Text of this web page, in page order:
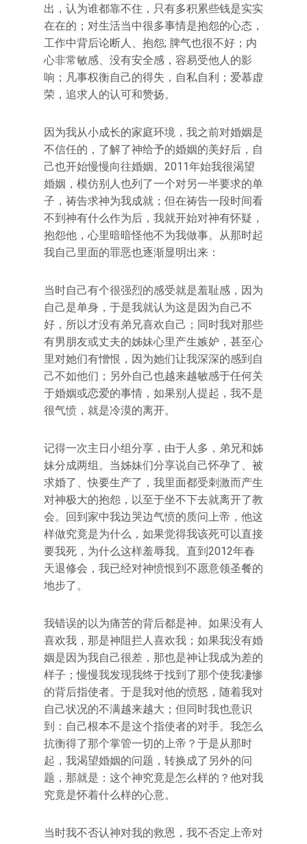
出，认为谁都靠不住，只有多积累些钱是实实
在在的；对生活当中很多事情是抱怨的心态，
工作中背后论断人、抱怨; 脾气也很不好；内
心非常敏感、没有安全感，容易受他人的影
响；凡事权衡自己的得失，自私自利；爱慕虚
荣，追求人的认可和赞扬。
因为我从小成长的家庭环境，我之前对婚姻是
不信任的，了解了神给予的婚姻的美好后，自
己也开始慢慢向往婚姻。2011年始我很渴望
婚姻，模仿别人也列了一个对另一半要求的单
子，祷告求神为我成就；但在祷告一段时间看
不到神有什么作为后，我就开始对神有怀疑，
抱怨他，心里暗暗怪他不为我做事。从那时起
我自己里面的罪恶也逐渐显明出来：
当时自己有个很强烈的感受就是羞耻感，因为
自己是单身，于是我就认为这是因为自己不
好，所以才没有弟兄喜欢自己；同时我对那些
有男朋友或丈夫的姊妹心里产生嫉妒，甚至心
里对她们有憎恨，因为她们让我深深的感到自
己不如他们；另外自己也越来越敏感于任何关
于婚姻或恋爱的事情，如果别人提起，我不是
很气愤，就是冷漠的离开。
记得一次主日小组分享，由于人多，弟兄和姊
妹分成两组。当姊妹们分享说自己怀孕了、被
求婚了、快要生产了，我里面都受刺激而产生
对神极大的抱怨，以至于坐不下去就离开了教
会。回到家中我边哭边气愤的质问上帝，他这
样做究竟是为什么，如果觉得我该死可以直接
要我死，为什么这样羞辱我。直到2012年春
天退修会，我已经对神愤恨到不愿意领圣餐的
地步了。
我错误的以为痛苦的背后都是神。如果没有人
喜欢我，那是神阻拦人喜欢我；如果我没有婚
姻是因为我自己很差，那也是神让我成为差的
样子；慢慢我发现我终于找到了那个使我凄惨
的背后指使者。于是我对他的愤怒，随着我对
自己状况的不满越来越大；但同时我也意识
到：自己根本不是这个指使者的对手。我怎么
抗衡得了那个掌管一切的上帝？于是从那时
起，我渴望婚姻的问题，转换成了另外的问
题，那就是：这个神究竟是怎么样的？他对我
究竟是怀着什么样的心意。
当时我不否认神对我的救恩，我不否定上帝对